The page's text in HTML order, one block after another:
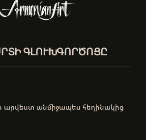
ԳԼՈՒԽԳՈՐԾՈՑԸ
արվեստ անմիջապես հեղինակից